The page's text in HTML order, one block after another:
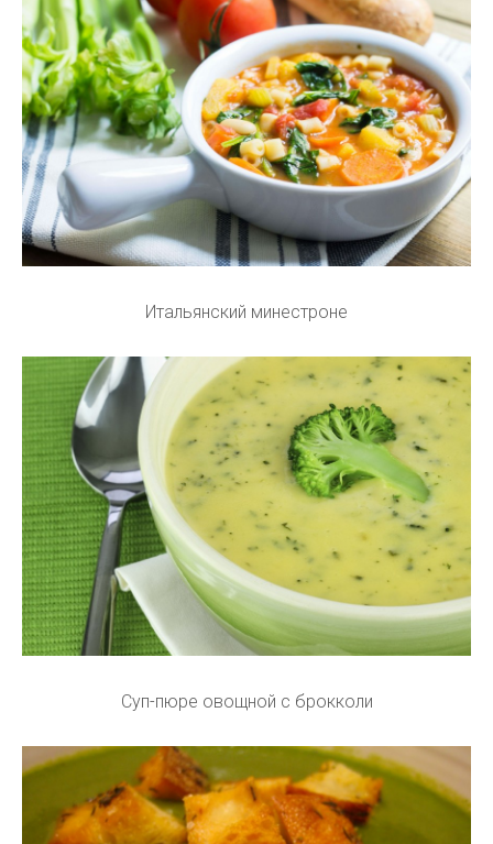
Итальянский минестроне
Суп-пюре овощной с брокколи